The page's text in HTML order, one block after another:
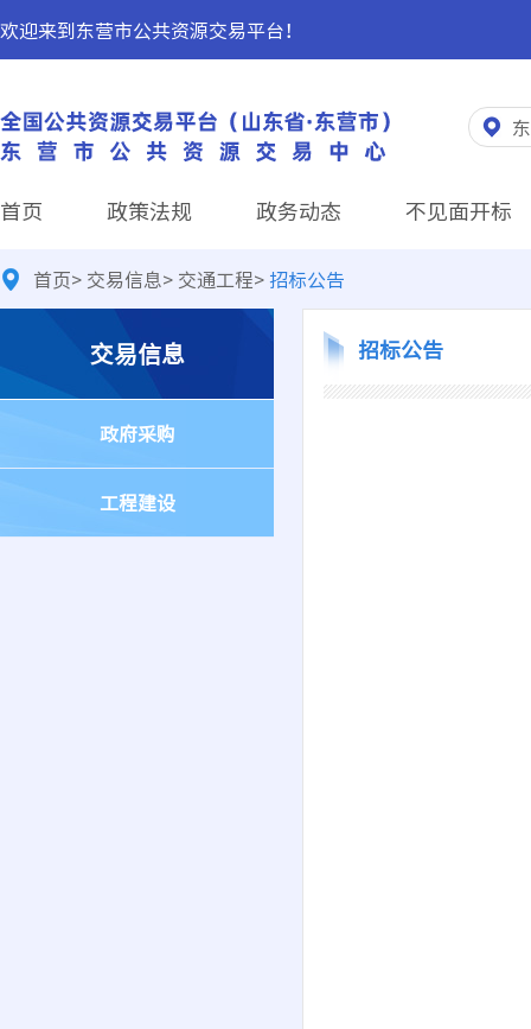
欢迎来到东营市公共资源交易平台！
首页 政策法规 政务动态 不见面开标
首页> 交易信息> 交通工程>招标公告
交易信息
政府采购
工程建设
招标公告